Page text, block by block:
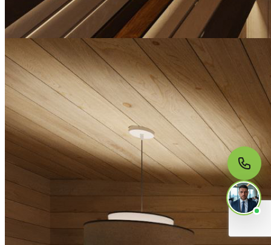
МЫ НА СВЯЗИ
Пишите нам
Онлайн · ответим за 5 минут
в рабочее время
Telegram
WhatsApp
MAX